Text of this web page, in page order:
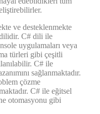
ve desteklenmekte
dilidir. C# dili ile
uygulamaları veya
türleri gibi çeşitli
C# ile
sağlanmaktadır.
çözme
C# ile eğitsel
otomasyonu gibi